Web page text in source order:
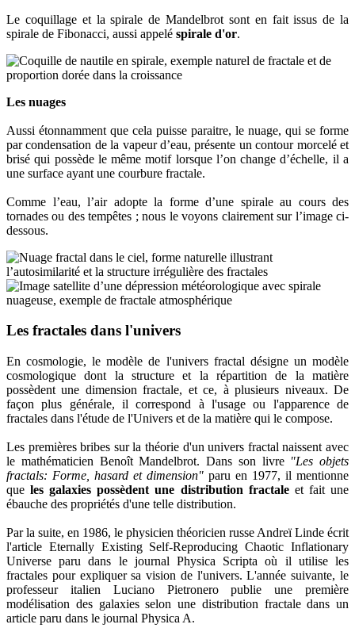
Le coquillage et la spirale de Mandelbrot sont en fait issus de la
spirale de Fibonacci, aussi appelé spirale d'or.
Les nuages
Aussi étonnamment que cela puisse paraitre, le nuage, qui se forme
par condensation de la vapeur d’eau, présente un contour morcelé et
brisé qui possède le même motif lorsque l’on change d’échelle, il a
une surface ayant une courbure fractale.
Comme l’eau, l’air adopte la forme d’une spirale au cours des
tornades ou des tempêtes ; nous le voyons clairement sur l’image ci-
dessous.
Les fractales dans l'univers
En cosmologie, le modèle de l'univers fractal désigne un modèle
cosmologique dont la structure et la répartition de la matière
possèdent une dimension fractale, et ce, à plusieurs niveaux. De
façon plus générale, il correspond à l'usage ou l'apparence de
fractales dans l'étude de l'Univers et de la matière qui le compose.
Les premières bribes sur la théorie d'un univers fractal naissent avec
le mathématicien Benoît Mandelbrot. Dans son livre "Les objets
fractals: Forme, hasard et dimension" paru en 1977, il mentionne
queles galaxies possèdent une distribution fractaleet fait une
ébauche des propriétés d'une telle distribution.
Par la suite, en 1986, le physicien théoricien russe Andreï Linde écrit
l'article Eternally Existing Self-Reproducing Chaotic Inflationary
Universe paru dans le journal Physica Scripta où il utilise les
fractales pour expliquer sa vision de l'univers. L'année suivante, le
professeur italien Luciano Pietronero publie une première
modélisation des galaxies selon une distribution fractale dans un
article paru dans le journal Physica A.